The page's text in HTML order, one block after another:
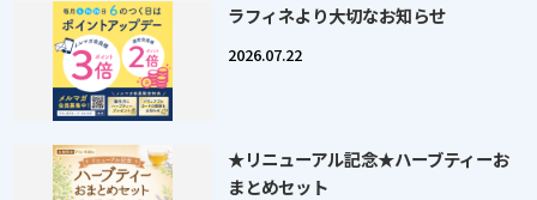
ラフィネより大切なお知らせ
2026.07.22
★リニューアル記念★ハーブティーお
まとめセット